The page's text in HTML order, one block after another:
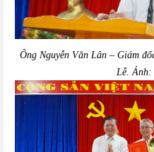
Ông Nguyễn Văn Lân – Giám
Lễ. Ảnh: